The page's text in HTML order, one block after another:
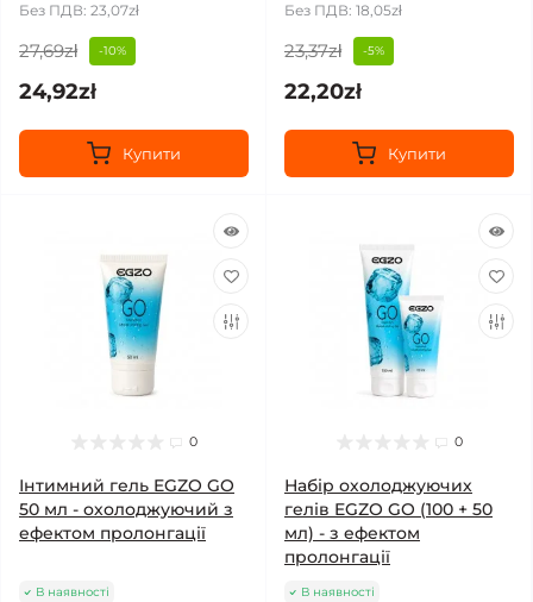
Без ПДВ: 23,07zł
27,69zł -10%
24,92zł
Купити
Без ПДВ: 18,05zł
23,37zł -5%
22,20zł
Купити
0
Інтимний гель EGZO GO
50 мл - охолоджуючий з
ефектом пролонгації
В наявності
0
Набір охолоджуючих
гелів EGZO GO (100 + 50
мл) - з ефектом
пролонгації
В наявності